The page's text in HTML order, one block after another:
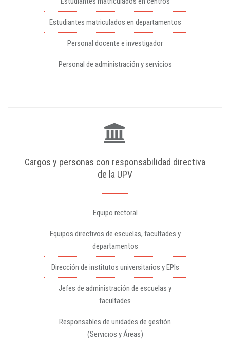
Estudiantes matriculados en departamentos
Personal docente e investigador
Personal de administración y servicios
Cargos y personas con responsabilidad directiva
de la UPV
Equipo rectoral
Equipos directivos de escuelas, facultades y
departamentos
Dirección de institutos universitarios y EPIs
Jefes de administración de escuelas y
facultades
Responsables de unidades de gestión
(Servicios y Áreas)